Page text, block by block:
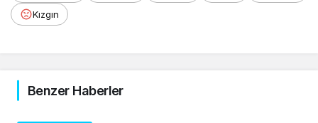
Kızgın
Benzer Haberler